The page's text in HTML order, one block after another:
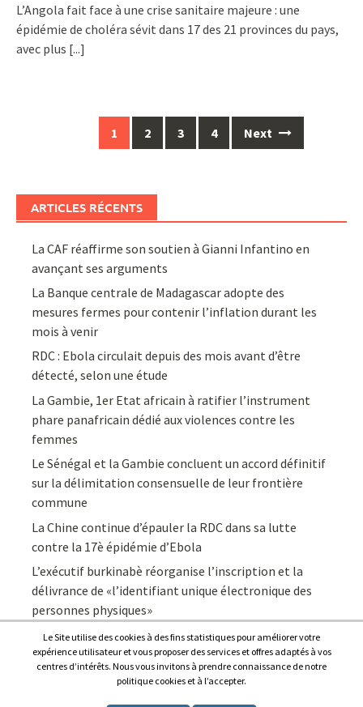
L’Angola fait face à une crise sanitaire majeure : une
épidémie de choléra sévit dans 17 des 21 provinces du pays,
avec plus [...]
1 2 3 4 Next
ARTICLES RÉCENTS
La CAF réaffirme son soutien à Gianni Infantino en
avançant ses arguments
La Banque centrale de Madagascar adopte des
mesures fermes pour contenir l’inflation durant les
mois à venir
RDC : Ebola circulait depuis des mois avant d’être
détecté, selon une étude
La Gambie, 1er Etat africain à ratifier l’instrument
phare panafricain dédié aux violences contre les
femmes
Le Sénégal et la Gambie concluent un accord définitif
sur la délimitation consensuelle de leur frontière
commune
La Chine continue d’épauler la RDC dans sa lutte
contre la 17è épidémie d’Ebola
L’exécutif burkinabè réorganise l’inscription et la
délivrance de «l’identifiant unique électronique des
personnes physiques»
Le Site utilise des cookies à des fins statistiques pour améliorer votre
expérience utilisateur et vous proposer des services et offres adaptés à vos
centres d’intérêts. Nous vous invitons à prendre connaissance de notre
politique cookies et à l’accepter.